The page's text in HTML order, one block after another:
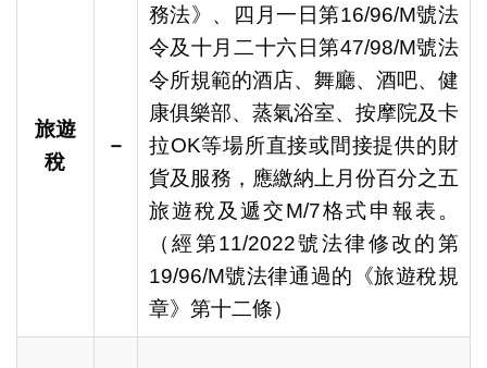
旅遊
稅
－
務法》、四月一日第16/96/M號法
令及十月二十六日第47/98/M號法
令所規範的酒店、舞廳、酒吧、健
康俱樂部、蒸氣浴室、按摩院及卡
拉OK等場所直接或間接提供的財
貨及服務，應繳納上月份百分之五
旅遊稅及遞交M/7格式申報表。
（經第11/2022號法律修改的第
19/96/M號法律通過的《旅遊稅規
章》第十二條）